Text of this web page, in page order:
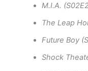
M.I.A.
The Leap
Future Boy
Shock